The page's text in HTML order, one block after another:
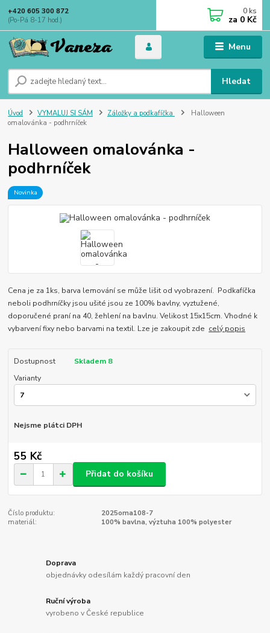
Menu
Hledat
+420 605 300 872
(Po-Pá 8-17 hod.)
0 ks
za 0 Kč
Úvod VYMALUJ SI SÁM Záložky a podkafíčka
Halloween
omalovánka - podhrníček
Halloween omalovánka -
podhrníček
Novinka
Cena je za 1ks, barva lemování se může lišit od vyobrazení. Podkafíčka
neboli podhrníčky jsou ušité jsou ze 100% bavlny, vyztužené,
doporučené praní na 40, žehlení na bavlnu. Velikost 15x15cm. Vhodné k
vybarvení fixy nebo barvami na textil. Lze je zakoupit zde celý popis
Dostupnost
Skladem 8
Varianty
Nejsme plátci DPH
55 Kč
Přidat do košíku
Číslo produktu:
2025oma108-7
materiál:
100% bavlna, výztuha 100% polyester
Doprava
objednávky odesílám každý pracovní den
Ruční výroba
vyrobeno v České republice